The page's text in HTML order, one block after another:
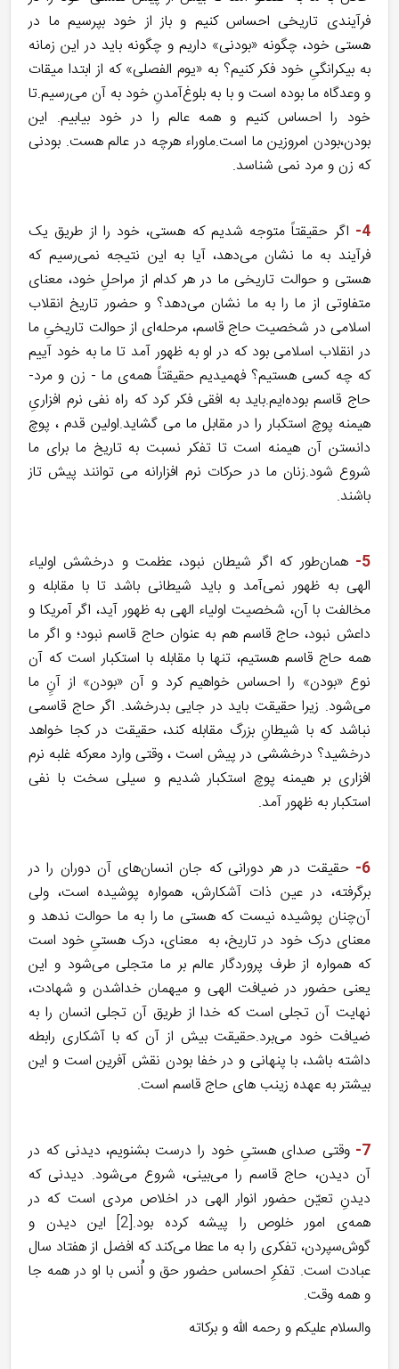
فرآیندی تاریخی احساس کنیم و باز از خود بپرسیم ما در
هستی خود، چگونه «بودنی» داریم و چگونه باید در این زمانه
به بیکرانگیِ خود فکر کنیم؟ به «یوم الفصلی» که از ابتدا میقات
و وعدگاه ما بوده است و با به بلوغ‌‌آمدنِ خود به آن می‌رسیم.تا
خود را احساس کنیم و همه عالم را در خود بیابیم. این
بودن،بودن امروزین ما است.ماوراء هرچه در عالم هست. بودنی
که زن و مرد نمی شناسد.
4- اگر حقیقتاً متوجه شدیم که هستی، خود را از طریق یک
فرآیند به ما نشان می‌دهد، آیا به این نتیجه نمی‌رسیم که
هستی و حوالت تاریخی ما در هر کدام از مراحلِ خود، معنای
متفاوتی از ما را به ما نشان می‌دهد؟ و حضور تاریخ انقلاب
اسلامی در شخصیت حاج قاسم، مرحله‌ای از حوالت تاریخیِ ما
در انقلاب اسلامی بود که در او به ظهور آمد تا ما به خود آییم
که چه کسی هستیم؟ فهمیدیم حقیقتاً همه‌ی ما - زن و مرد-
حاج قاسم بوده‌ایم.‌باید به افقی فکر کرد که راه نفی نرم افزاریِ
هیمنه پوچ استکبار را در مقابل ما می گشاید.اولین قدم ، پوچ
دانستن آن هیمنه است تا تفکر نسبت به تاریخ ما برای ما
شروع شود.زنان ما در حرکات نرم افزارانه می توانند پیش تاز
باشند.
5- همان‌طور که اگر شیطان نبود، عظمت و درخشش اولیاء
الهی به ظهور نمی‌آمد و باید شیطانی باشد تا با مقابله و
مخالفت با آن، شخصیت اولیاء الهی به ظهور آید، اگر آمریکا و
داعش نبود، حاج قاسم هم به عنوان حاج قاسم نبود؛ و اگر ما
همه حاج قاسم هستیم، تنها با مقابله با استکبار است که آن
نوع «بودن» را احساس خواهیم کرد و آن «بودن» از آنِِ ما
می‌شود. زیرا حقیقت باید در جایی بدرخشد. اگر حاج قاسمی
نباشد که با شیطانِ بزرگ مقابله کند، حقیقت در کجا خواهد
درخشید؟ درخششی در پیش است ، وقتی وارد معرکه غلبه نرم
افزاری بر هیمنه پوچ استکبار شدیم و سیلی سخت با نفی
استکبار به ظهور آمد.
6- حقیقت در هر دورانی که جان انسان‌های آن دوران را در
برگرفته، در عین ذات آشکارش، همواره پوشیده است، ولی
آن‌چنان پوشیده نیست که هستی ما را به ما حوالت ندهد و
معنای درک خود در تاریخ، به معنای، درک هستیِ خود است
که همواره از طرف پروردگار عالم بر ما متجلی می‌شود و این
یعنی حضور در ضیافت الهی و میهمان خداشدن و شهادت،
نهایت آن تجلی است که خدا از طریق آن تجلی انسان را به
ضیافت خود می‌برد.حقیقت بیش از آن که با آشکاری رابطه
داشته باشد، با پنهانی و در خفا بودن نقش آفرین است و این
بیشتر به عهده زینب های حاج قاسم است.
7- وقتی صدای هستیِ خود را درست بشنویم، دیدنی که در
آن دیدن، حاج قاسم را می‌بینی، شروع می‌شود. دیدنی که
دیدنِ تعیّن حضور انوار الهی در اخلاص مردی است که در
همه‌ی امور خلوص را پیشه کرده بود.[2]
این دیدن و
گوش‌سپردن، تفکری را به ما عطا می‌کند که افضل از هفتاد سال
عبادت است. تفکرِ احساس حضور حق و اُنس با او در همه‌ جا
و همه ‌وقت.
والسلام علیکم و رحمه الله و برکاته